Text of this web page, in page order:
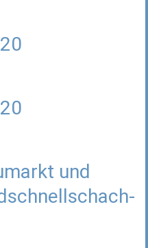
und